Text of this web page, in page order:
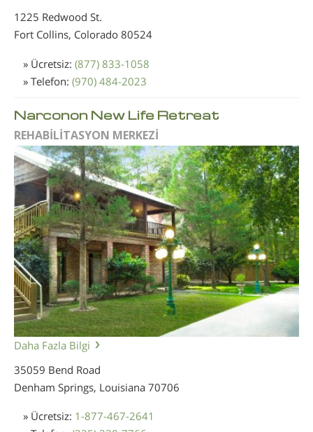
1225 Redwood St.
Fort Collins, Colorado 80524
» Ücretsiz: (877) 833-1058
» Telefon: (970) 484-2023
Narconon New Life Retreat
REHABİLİTASYON MERKEZİ
Daha Fazla Bilgi
35059 Bend Road
Denham Springs, Louisiana 70706
» Ücretsiz: 1-877-467-2641